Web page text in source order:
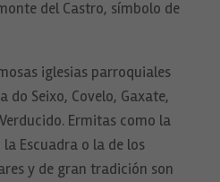
del Castro, símbolo de
iglesias parroquiales
do Seixo, Covelo, Gaxate,
Ermitas como la
la Escuadra o la de los
y de gran tradición son